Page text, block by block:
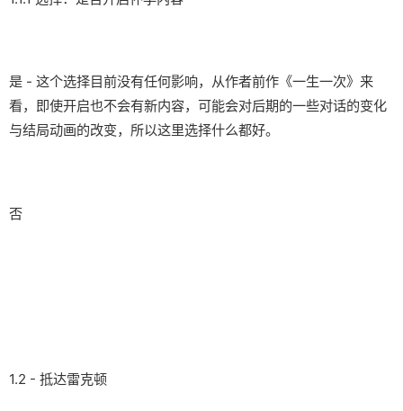
是 - 这个选择目前没有任何影响，从作者前作《一生一次》来
看，即使开启也不会有新内容，可能会对后期的一些对话的变化
与结局动画的改变，所以这里选择什么都好。
否
1.2 - 抵达雷克顿